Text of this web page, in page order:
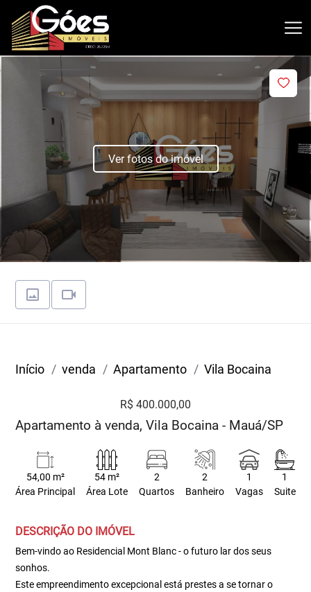
Ver fotos do imóvel
Início venda Apartamento Vila Bocaina
R$ 400.000,00
Apartamento à venda, Vila Bocaina - Mauá/SP
54,00 m²
Área Principal
54 m²
Área Lote
2
Quartos
2
Banheiro
1
Vagas
1
Suite
DESCRIÇÃO DO IMÓVEL
Bem-vindo ao Residencial Mont Blanc - o futuro lar dos seus
sonhos.
Este empreendimento excepcional está prestes a se tornar o